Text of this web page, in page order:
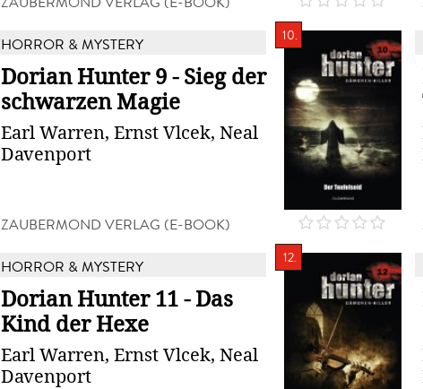
HORROR & MYSTERY
Dorian Hunter 9 - Sieg der
schwarzen Magie
Earl Warren, Ernst Vlcek, Neal
Davenport
ZAUBERMOND VERLAG (E-BOOK)
10.
HORROR & MYSTERY
Dorian Hunter 11 - Das
Kind der Hexe
Earl Warren, Ernst Vlcek, Neal
Davenport
12.